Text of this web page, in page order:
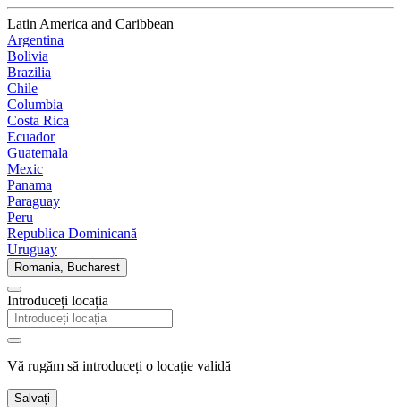
Latin America and Caribbean
Argentina
Bolivia
Brazilia
Chile
Columbia
Costa Rica
Ecuador
Guatemala
Mexic
Panama
Paraguay
Peru
Republica Dominicană
Uruguay
Romania, Bucharest
Introduceți locația
Vă rugăm să introduceți o locație validă
Salvați